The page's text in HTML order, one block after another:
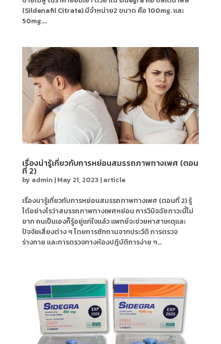
(Sildenafil Citrate) มีจำหน่าย2 ขนาด คือ 100mg. และ
50mg....
เรื่องน่ารู้เกี่ยวกับการหย่อนสมรรถภาพทางเพศ (ตอน
ที่ 2)
by admin |May 21, 2023 |article
เรื่องนารู้เกี่ยวกับการหย่อนสมรรถภาพทางเพศ (ตอนที่ 2) รู้
ได้อย่างไรว่าสมรรถภาพทางเพศหย่อน การวินิจฉัยภาวะนี้ไม่
ยาก คนเป็นเองก็รู้อยู่แก่ใจแล้ว แพทย์จะช่วยหาสาเหตุและ
ปัจจัยเสี่ยงต่าง ๆ โดยการซักถามจากประวัติ การตรวจ
ร่างกาย และการตรวจทางห้องปฎิบัติการง่าย ๆ...